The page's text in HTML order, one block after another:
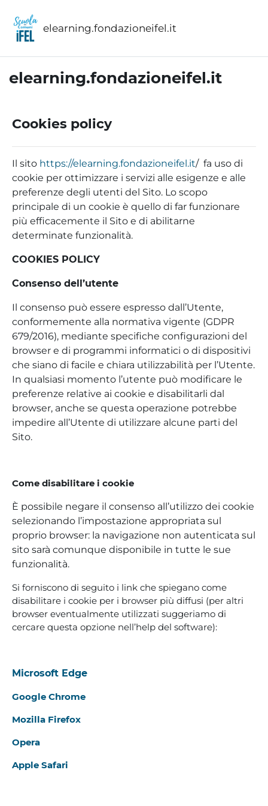
elearning.fondazioneifel.it
elearning.fondazioneifel.it
Cookies policy
Il sito https://elearning.fondazioneifel.it/ fa uso di
cookie per ottimizzare i servizi alle esigenze e alle
preferenze degli utenti del Sito. Lo scopo
principale di un cookie è quello di far funzionare
più efficacemente il Sito e di abilitarne
determinate funzionalità.
COOKIES POLICY
Consenso dell’utente
Il consenso può essere espresso dall’Utente,
conformemente alla normativa vigente (GDPR
679/2016), mediante specifiche configurazioni del
browser e di programmi informatici o di dispositivi
che siano di facile e chiara utilizzabilità per l’Utente.
In qualsiasi momento l’utente può modificare le
preferenze relative ai cookie e disabilitarli dal
browser, anche se questa operazione potrebbe
impedire all’Utente di utilizzare alcune parti del
Sito.
Come disabilitare i cookie
È possibile negare il consenso all’utilizzo dei cookie
selezionando l’impostazione appropriata sul
proprio browser: la navigazione non autenticata sul
sito sarà comunque disponibile in tutte le sue
funzionalità.
Si forniscono di seguito i link che spiegano come
disabilitare i cookie per i browser più diffusi (per altri
browser eventualmente utilizzati suggeriamo di
cercare questa opzione nell’help del software):
Microsoft Edge
Google Chrome
Mozilla Firefox
Opera
Apple Safari